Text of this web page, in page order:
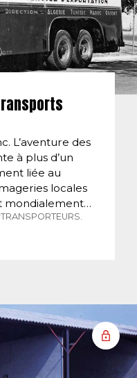
L’aventure des
à plus d’un
liée au
locales
mondialement…